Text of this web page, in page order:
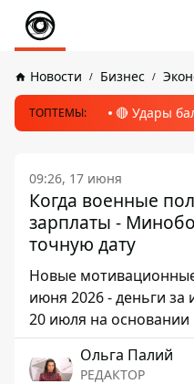
Новости Бизнес
ТОПТЕМЫ: 🔴 Удары
09:26, 17 июня
Когда военные
зарплаты -
точную дату
Новые
июня 2026 - деньги
20 июля на
Ольга Палий
РЕДАКТОР